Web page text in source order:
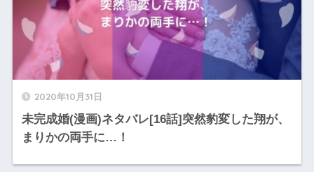
2020年10月31日
未完成婚(漫画)ネタバレ[16話]突然豹変した翔が、
まりかの両手に…！